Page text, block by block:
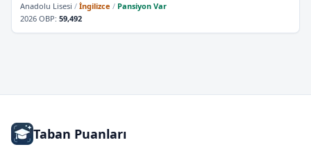
Anadolu Lisesi / İngilizce / Pansiyon Var
2026 OBP: 59,492
Taban Puanları